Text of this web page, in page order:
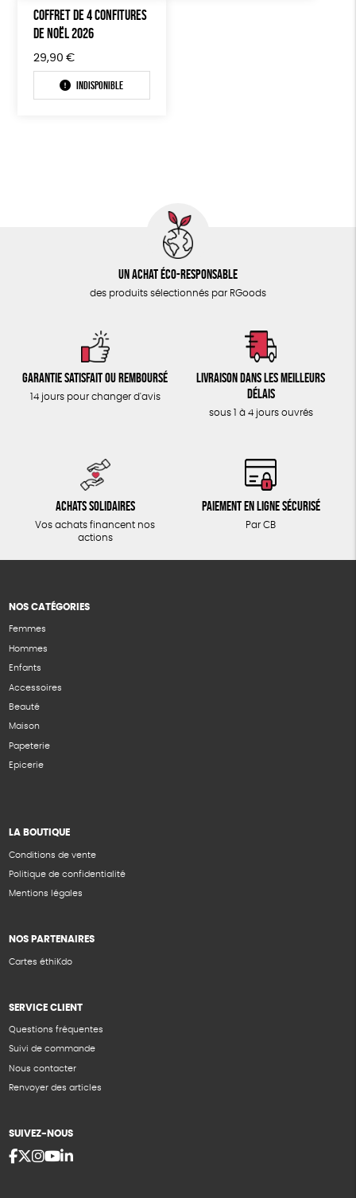
COFFRET DE 4 CONFITURES
DE NOËL 2026
29,90 €
Indisponible
Un achat éco-responsable
des produits sélectionnés par RGoods
Garantie satisfait ou remboursé
14 jours pour changer d'avis
Livraison dans les meilleurs
délais
sous 1 à 4 jours ouvrés
Achats solidaires
Vos achats financent nos
actions
Paiement en ligne sécurisé
Par CB
NOS CATÉGORIES
Femmes
Hommes
Enfants
Accessoires
Beauté
Maison
Papeterie
Epicerie
LA BOUTIQUE
Conditions de vente
Politique de confidentialité
Mentions légales
NOS PARTENAIRES
Cartes éthiKdo
SERVICE CLIENT
Questions fréquentes
Suivi de commande
Nous contacter
Renvoyer des articles
SUIVEZ-NOUS